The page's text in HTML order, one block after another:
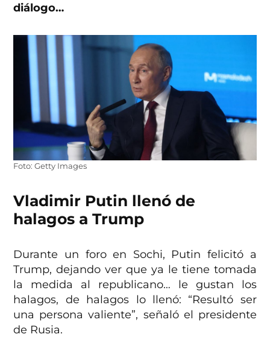
diálogo…
Foto: Getty Images
Vladimir Putin llenó de
halagos a Trump
Durante un foro en Sochi, Putin felicitó a
Trump, dejando ver que ya le tiene tomada
la medida al republicano… le gustan los
halagos, de halagos lo llenó: “Resultó ser
una persona valiente”, señaló el presidente
de Rusia.